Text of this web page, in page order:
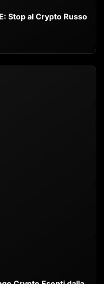
Stop al Crypto Russo